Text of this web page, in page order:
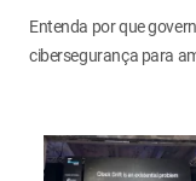
Entenda por que
cibersegurança para